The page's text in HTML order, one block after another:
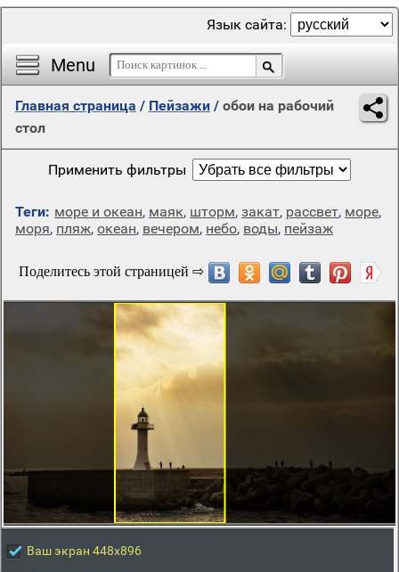
Menu
Язык сайта:
Главная страница / Пейзажи / обои на рабочий
стол
Применить фильтры
Теги: море и океан, маяк, шторм, закат, рассвет, море,
моря, пляж, океан, вечером, небо, воды, пейзаж
Ваш экран 448x896